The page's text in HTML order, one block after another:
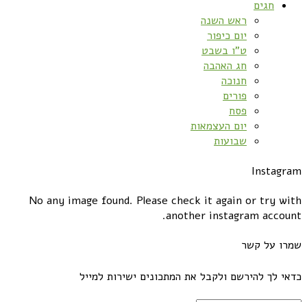
חגים
ראש השנה
יום כיפור
ט”ו בשבט
חג האהבה
חנוכה
פורים
פסח
יום העצמאות
שבועות
Instagram
No any image found. Please check it again or try with
another instagram account.
שמרו על קשר
כדאי לך להירשם ולקבל את המתכונים ישירות למייל